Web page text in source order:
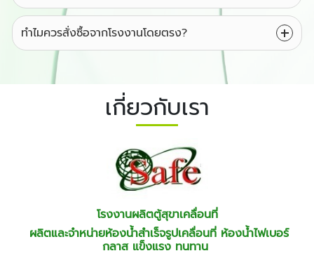
ทำไมควรสั่งซื้อจากโรงงานโดยตรง?
เกี่ยวกับเรา
โรงงานผลิตตู้สุขาเคลื่อนที่
ผลิตและจำหน่ายห้องน้ำสำเร็จรูปเคลื่อนที่ ห้องน้ำไฟเบอร์
กลาส แข็งแรง ทนทาน